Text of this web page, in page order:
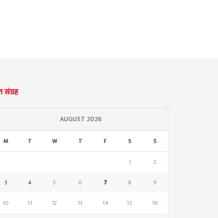
संग्रह
AUGUST 2026
M T W T F S S
1
2
3
4 5 6 7 8
9
10
11 12 13 14 15
16